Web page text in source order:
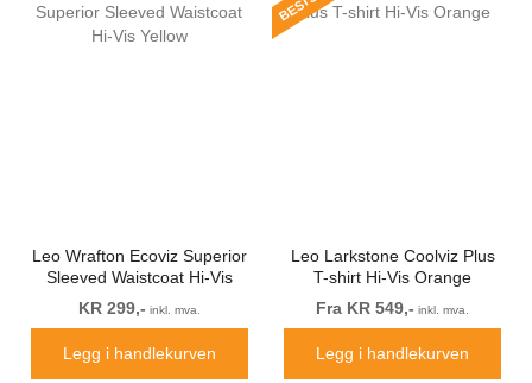
Leo Wrafton Ecoviz Superior
Sleeved Waistcoat Hi-Vis
Yellow
KR 299,- inkl. mva.
Legg i handlekurven
Leo Larkstone Coolviz Plus
T-shirt Hi-Vis Orange
Fra KR 549,- inkl. mva.
Legg i handlekurven